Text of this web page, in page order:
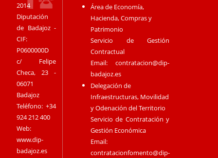
2014
Diputación
de Badajoz -
CIF:
P0600000D
c/ Felipe
Checa, 23 -
06071
Badajoz
Teléfono: +34
924 212 400
Web:
www.dip-
badajoz.es
Área de Economía,
Hacienda, Compras y
Patrimonio
Servicio de Gestión
Contractual
Email:contratacion@dip-
badajoz.es
Delegación de
Infraestructuras, Movilidad
y Odenación del Territorio
Servicio de Contratación y
Gestión Económica
Email:
contratacionfomento@dip-